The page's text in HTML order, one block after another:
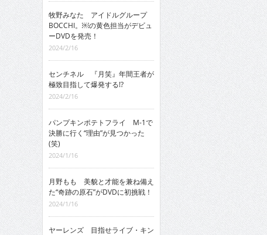
牧野みなた アイドルグループ
BOCCHI。￼の黄色担当がデビュ
ーDVDを発売！
2024/2/16
センチネル 『月笑』年間王者が
極致目指して爆発する!?
2024/2/16
パンプキンポテトフライ M-1で
決勝に行く“理由”が見つかった
(笑)
2024/1/16
月野もも 美貌と才能を兼ね備え
た“奇跡の原石”がDVDに初挑戦！
2024/1/16
ヤーレンズ 目指せライブ・キン